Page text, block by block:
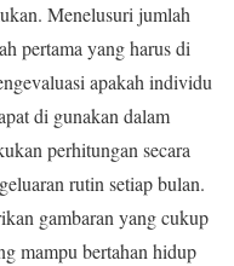
Menelusuri jumlah
pertama yang harus di
apakah individu
di gunakan dalam
perhitungan secara
rutin setiap bulan.
gambaran yang cukup
mampu bertahan hidup